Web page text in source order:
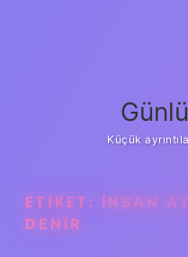
Küçük
ETIKET: İNSAN
DENIR